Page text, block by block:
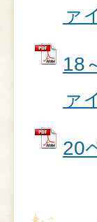
ァ
18
ァ
20